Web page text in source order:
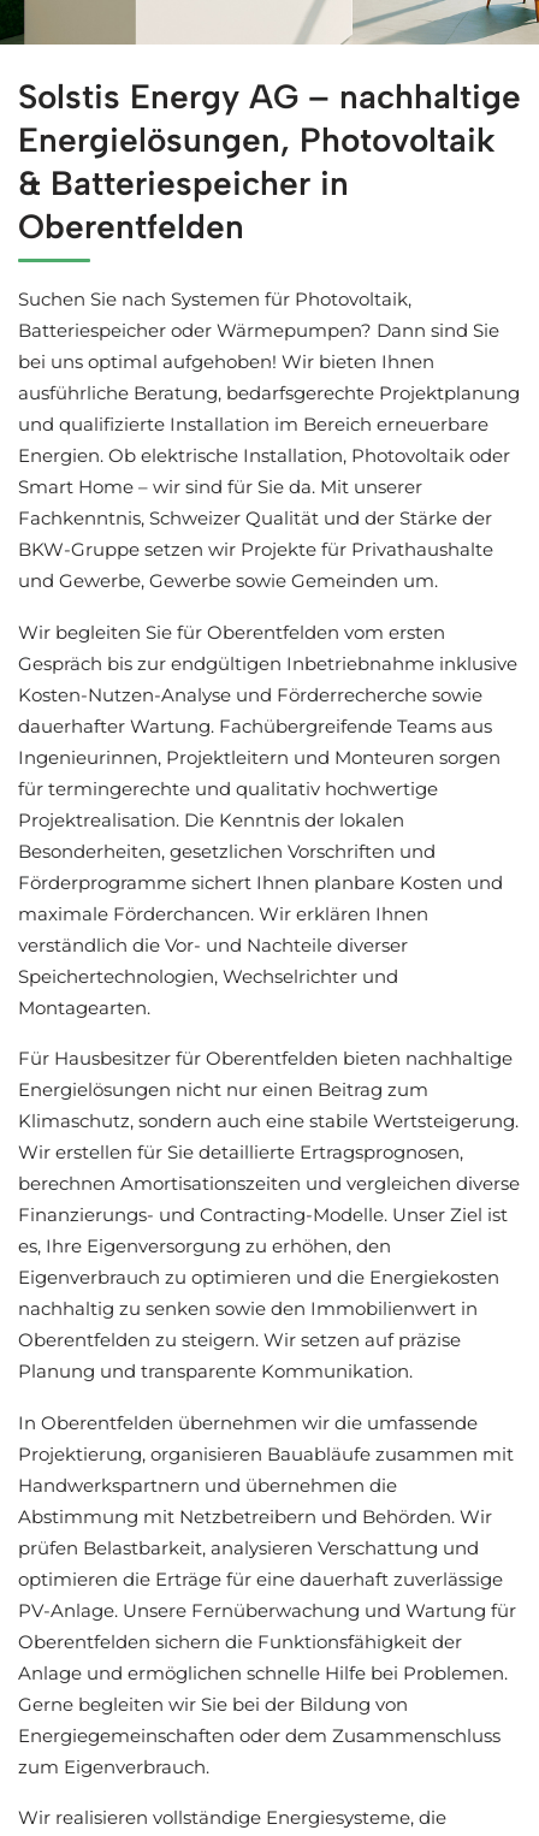
Solstis Energy AG – nachhaltige
Energielösungen, Photovoltaik
& Batteriespeicher in
Oberentfelden
Suchen Sie nach Systemen für Photovoltaik,
Batteriespeicher oder Wärmepumpen? Dann sind Sie
bei uns optimal aufgehoben! Wir bieten Ihnen
ausführliche Beratung, bedarfsgerechte Projektplanung
und qualifizierte Installation im Bereich erneuerbare
Energien. Ob elektrische Installation, Photovoltaik oder
Smart Home – wir sind für Sie da. Mit unserer
Fachkenntnis, Schweizer Qualität und der Stärke der
BKW-Gruppe setzen wir Projekte für Privathaushalte
und Gewerbe, Gewerbe sowie Gemeinden um.
Wir begleiten Sie für Oberentfelden vom ersten
Gespräch bis zur endgültigen Inbetriebnahme inklusive
Kosten-Nutzen-Analyse und Förderrecherche sowie
dauerhafter Wartung. Fachübergreifende Teams aus
Ingenieurinnen, Projektleitern und Monteuren sorgen
für termingerechte und qualitativ hochwertige
Projektrealisation. Die Kenntnis der lokalen
Besonderheiten, gesetzlichen Vorschriften und
Förderprogramme sichert Ihnen planbare Kosten und
maximale Förderchancen. Wir erklären Ihnen
verständlich die Vor- und Nachteile diverser
Speichertechnologien, Wechselrichter und
Montagearten.
Für Hausbesitzer für Oberentfelden bieten nachhaltige
Energielösungen nicht nur einen Beitrag zum
Klimaschutz, sondern auch eine stabile Wertsteigerung.
Wir erstellen für Sie detaillierte Ertragsprognosen,
berechnen Amortisationszeiten und vergleichen diverse
Finanzierungs- und Contracting-Modelle. Unser Ziel ist
es, Ihre Eigenversorgung zu erhöhen, den
Eigenverbrauch zu optimieren und die Energiekosten
nachhaltig zu senken sowie den Immobilienwert in
Oberentfelden zu steigern. Wir setzen auf präzise
Planung und transparente Kommunikation.
In Oberentfelden übernehmen wir die umfassende
Projektierung, organisieren Bauabläufe zusammen mit
Handwerkspartnern und übernehmen die
Abstimmung mit Netzbetreibern und Behörden. Wir
prüfen Belastbarkeit, analysieren Verschattung und
optimieren die Erträge für eine dauerhaft zuverlässige
PV-Anlage. Unsere Fernüberwachung und Wartung für
Oberentfelden sichern die Funktionsfähigkeit der
Anlage und ermöglichen schnelle Hilfe bei Problemen.
Gerne begleiten wir Sie bei der Bildung von
Energiegemeinschaften oder dem Zusammenschluss
zum Eigenverbrauch.
Wir realisieren vollständige Energiesysteme, die